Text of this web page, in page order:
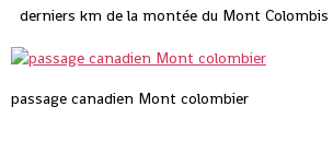
derniers km de la montée du Mont Colombis
passage canadien Mont colombier